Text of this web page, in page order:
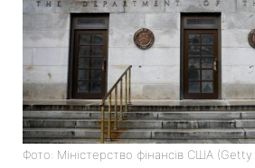
Фото: Міністерство фінансів СШA (Getty